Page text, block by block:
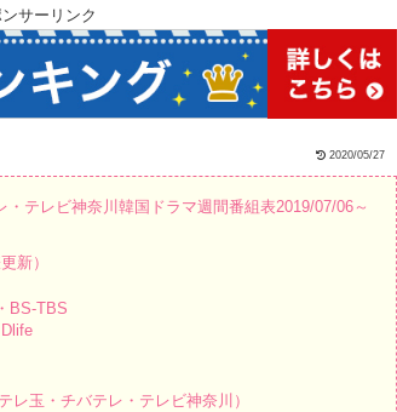
ンサーリンク
2020/05/27
テレビ神奈川韓国ドラマ週間番組表2019/07/06～
新）
BS-TBS
レ玉・チバテレ・テレビ神奈川）